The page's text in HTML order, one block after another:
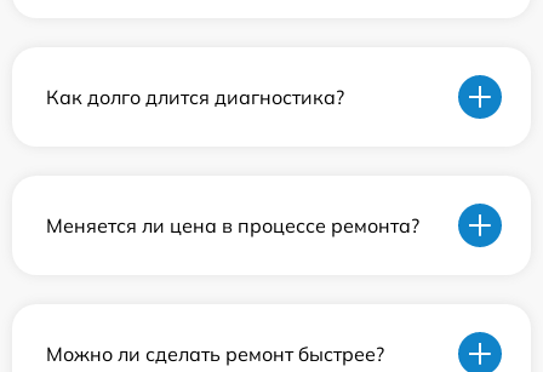
Как долго длится диагностика?
Меняется ли цена в процессе ремонта?
Можно ли сделать ремонт быстрее?